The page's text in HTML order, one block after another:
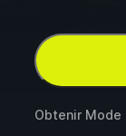
Obtenir